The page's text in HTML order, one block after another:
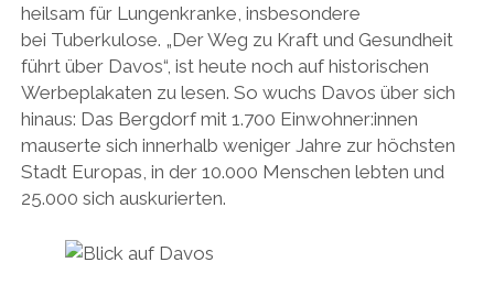
heilsam für Lungenkranke, insbesondere
bei Tuberkulose. „Der Weg zu Kraft und Gesundheit
führt über Davos“, ist heute noch auf historischen
Werbeplakaten zu lesen. So wuchs Davos über sich
hinaus: Das Bergdorf mit 1.700 Einwohner:innen
mauserte sich innerhalb weniger Jahre zur höchsten
Stadt Europas, in der 10.000 Menschen lebten und
25.000 sich auskurierten.